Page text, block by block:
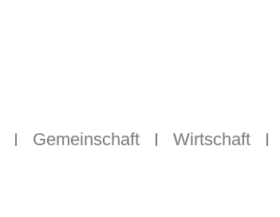
Gemeinschaft Wirtschaft